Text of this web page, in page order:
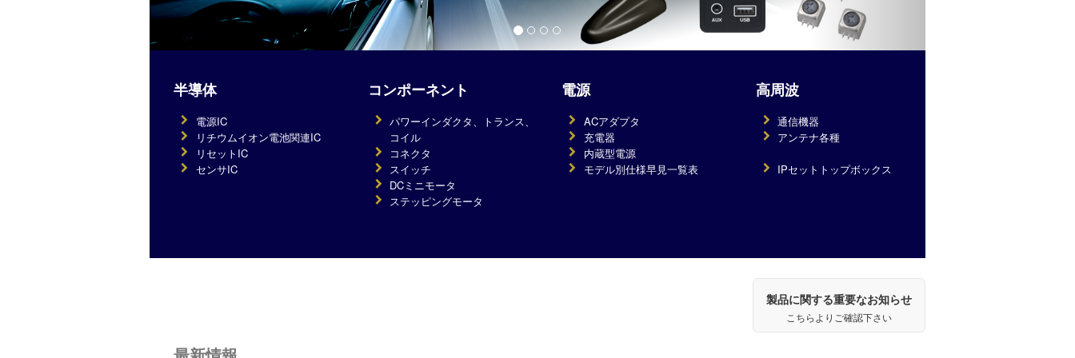
半導体
電源IC
リチウムイオン電池関連IC
リセットIC
センサIC
コンポーネント
パワーインダクタ、トランス、
コイル
コネクタ
スイッチ
DCミニモータ
ステッピングモータ
電源
ACアダプタ
充電器
内蔵型電源
モデル別仕様早見一覧表
高周波
通信機器
アンテナ各種
IPセットトップボックス
製品に関する重要なお知らせ
こちらよりご確認下さい